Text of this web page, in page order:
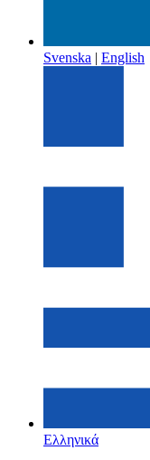
Svenska | English
Ελληνικά